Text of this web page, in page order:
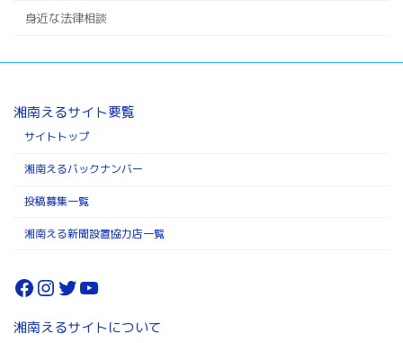
身近な法律相談
湘南えるサイト要覧
サイトトップ
湘南えるバックナンバー
投稿募集一覧
湘南える新聞設置協力店一覧
Facebook
Instagram
Twitter
YouTube
湘南えるサイトについて